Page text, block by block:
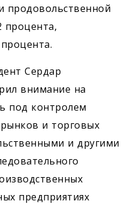
продовольственной
процента,
Сердар
внимание на
под контролем
и торговых
и другими
предприятиях